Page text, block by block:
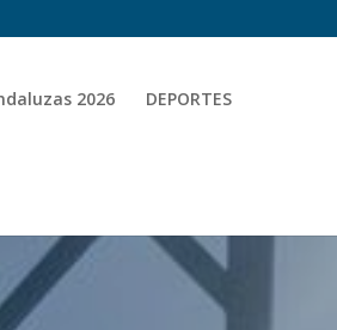
2026 DEPORTES